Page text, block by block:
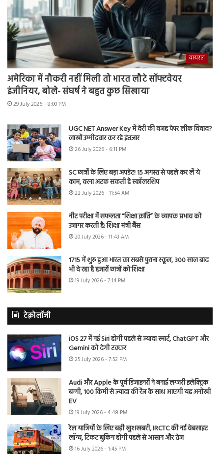
वायरल
अमेरिका में नौकरी नहीं मिली तो भारत लौटे सॉफ्टवेयर
इंजीनियर, बोले- संघर्ष ने बहुत कुछ सिखाया
29 July 2026 - 8:00 PM
UGC NET Answer Key में देरी की वजह पेपर लीक विवाद?
लाखों उम्मीदवार कर रहे इंतजार
26 July 2026 - 6:11 PM
SC छात्रों के लिए बड़ा अपडेट! 15 अगस्त से पहले कर लें ये
काम, वरना अटक सकती है स्कॉलरशिप
22 July 2026 - 11:54 AM
नीट परीक्षा में सफलता “शिक्षा क्रांति” के व्यापक प्रभाव को
उजागर करती है: शिक्षा मंत्री बैंस
20 July 2026 - 11:43 AM
1715 में शुरू हुआ भारत का सबसे पुराना स्कूल, 300 साल बाद
भी दे रहा है हजारों छात्रों को शिक्षा
19 July 2026 - 7:14 PM
टेक्नोलॉजी
iOS 27 में नई Siri होगी पहले से ज्यादा स्मार्ट, ChatGPT और
Gemini को देगी टक्कर
25 July 2026 - 7:52 PM
Audi और Apple के पूर्व डिजाइनरों ने बनाई लग्जरी इलेक्ट्रिक
बग्गी, 100 किमी से ज्यादा की रेंज के साथ आएगी यह अनोखी
EV
19 July 2026 - 4:48 PM
रेल यात्रियों के लिए बड़ी खुशखबरी, IRCTC की नई वेबसाइट
लॉन्च, टिकट बुकिंग होगी पहले से आसान और तेज
16 July 2026 - 1:45 PM